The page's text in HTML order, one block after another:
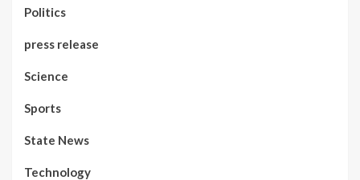
Politics
press release
Science
Sports
State News
Technology